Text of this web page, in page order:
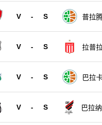
V - S 普拉
V - S 拉普
V - S 巴拉
V - S 巴拉